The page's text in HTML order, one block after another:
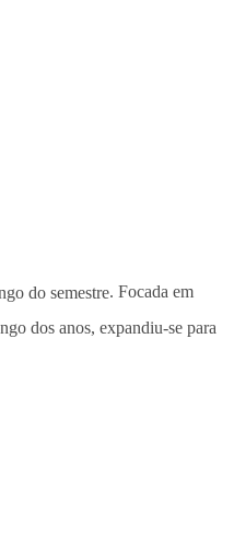
do semestre. Focada em
dos anos, expandiu-se para